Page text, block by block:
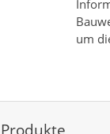
um
Produkte